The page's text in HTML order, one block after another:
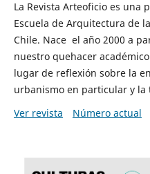
La Revista Arteoficio es una
Escuela de Arquitectura de
Chile. Nace el año 2000 a
nuestro quehacer
lugar de reflexión sobre la
urbanismo en particular y la
Ver revista
Número actual